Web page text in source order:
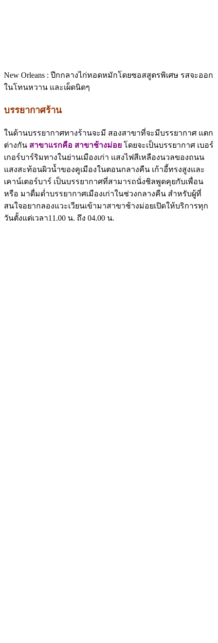
New Orleans : ปีกกลางไก่ทอดหมักโดยซอสสูตรพิเศษ รสจะออก
ในโทนหวาน และเผ็ดนิดๆ
บรรยากาศร้าน
ในด้านบรรยากาศทางร้านจะมี สองสาขาที่จะมีบรรยากาศ แตก
ต่างกัน สาขาแรกคือ สาขาช้างม่อย โดยจะเป็นบรรยากาศ เบอร์
เกอร์บาร์ริมทางในย่านเมืองเก่า แสงไฟสีเหลืองนวลของถนน
แสงสะท้อนผิวน้ำของคูเมืองในตอนกลางคืน เก้าอี้ทรงสูงและ
เคาน์เตอร์บาร์ เป็นบรรยากาศที่สามารถนั่งชิลพูดคุยกับเพื่อน
หรือ มาดื่มด่ำบรรยากาศเมืองเก่าในช่วงกลางคืน สำหรับผู้ที่
สนใจอยากลองแวะเวียนเข้ามาสาขาช้างม่อยเปิดให้บริการทุก
วันตั้งแต่เวลา11.00 น. ถึง 04.00 น.